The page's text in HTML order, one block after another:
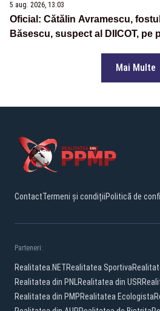
5 aug. 2026, 13:03
Oficial: Cătălin Avramescu,
Băsescu, suspect al DIICOT, pe
Mai Multe
ContactTermeni și condițiiPolitică de
Parteneri:
Realitatea.NETRealitatea Sportiva
Realitatea din PNLRealitatea din USR
Realitatea din PMPRealitatea Ecologista